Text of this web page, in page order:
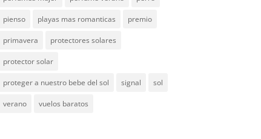
pienso playas mas romanticas premio
primavera protectores solares
protector solar
proteger a nuestro bebe del sol signal sol
verano vuelos baratos